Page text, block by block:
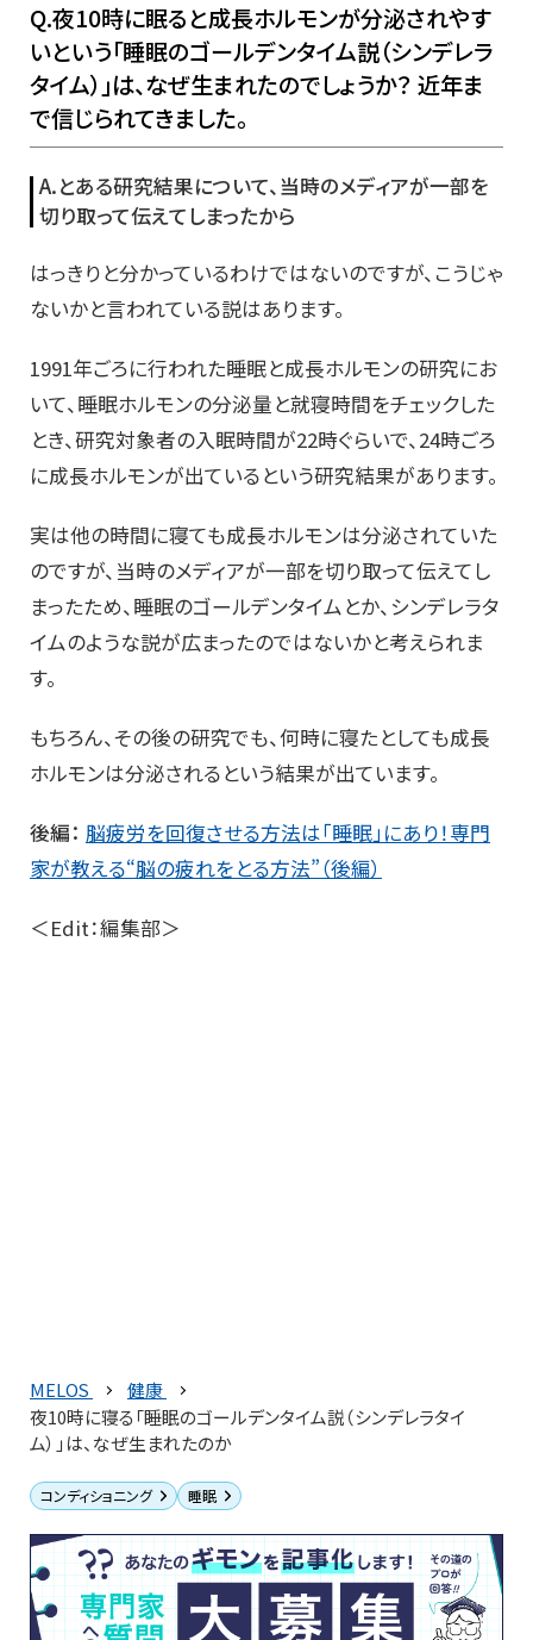
Q.夜10時に眠ると成長ホルモンが分泌されやす
いという「睡眠のゴールデンタイム説（シンデレラ
タイム）」は、なぜ生まれたのでしょうか？ 近年ま
で信じられてきました。
A.とある研究結果について、当時のメディアが一部を
切り取って伝えてしまったから
はっきりと分かっているわけではないのですが、こうじゃ
ないかと言われている説はあります。
1991年ごろに行われた睡眠と成長ホルモンの研究にお
いて、睡眠ホルモンの分泌量と就寝時間をチェックした
とき、研究対象者の入眠時間が22時ぐらいで、24時ごろ
に成長ホルモンが出ているという研究結果があります。
実は他の時間に寝ても成長ホルモンは分泌されていた
のですが、当時のメディアが一部を切り取って伝えてし
まったため、睡眠のゴールデンタイムとか、シンデレラタ
イムのような説が広まったのではないかと考えられま
す。
もちろん、その後の研究でも、何時に寝たとしても成長
ホルモンは分泌されるという結果が出ています。
後編： 脳疲労を回復させる方法は「睡眠」にあり！専門
家が教える“脳の疲れをとる方法”（後編）
＜Edit：編集部＞
MELOS
健康
夜10時に寝る「睡眠のゴールデンタイム説（シンデレラタイ
ム）」は、なぜ生まれたのか
コンディショニング 睡眠